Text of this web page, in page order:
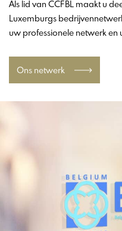
Als lid van CCFBL maakt u
Luxemburgs
uw professionele netwerk en
Ons netwerk